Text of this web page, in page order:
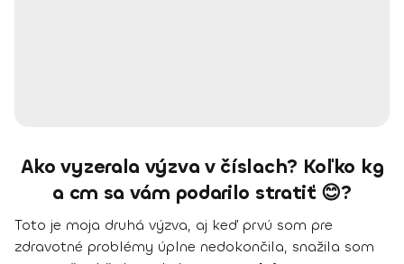
Ako vyzerala výzva v číslach? Koľko kg
a cm sa vám podarilo stratiť 😊?
Toto je moja druhá výzva, aj keď prvú som pre
zdravotné problémy úplne nedokončila, snažila som